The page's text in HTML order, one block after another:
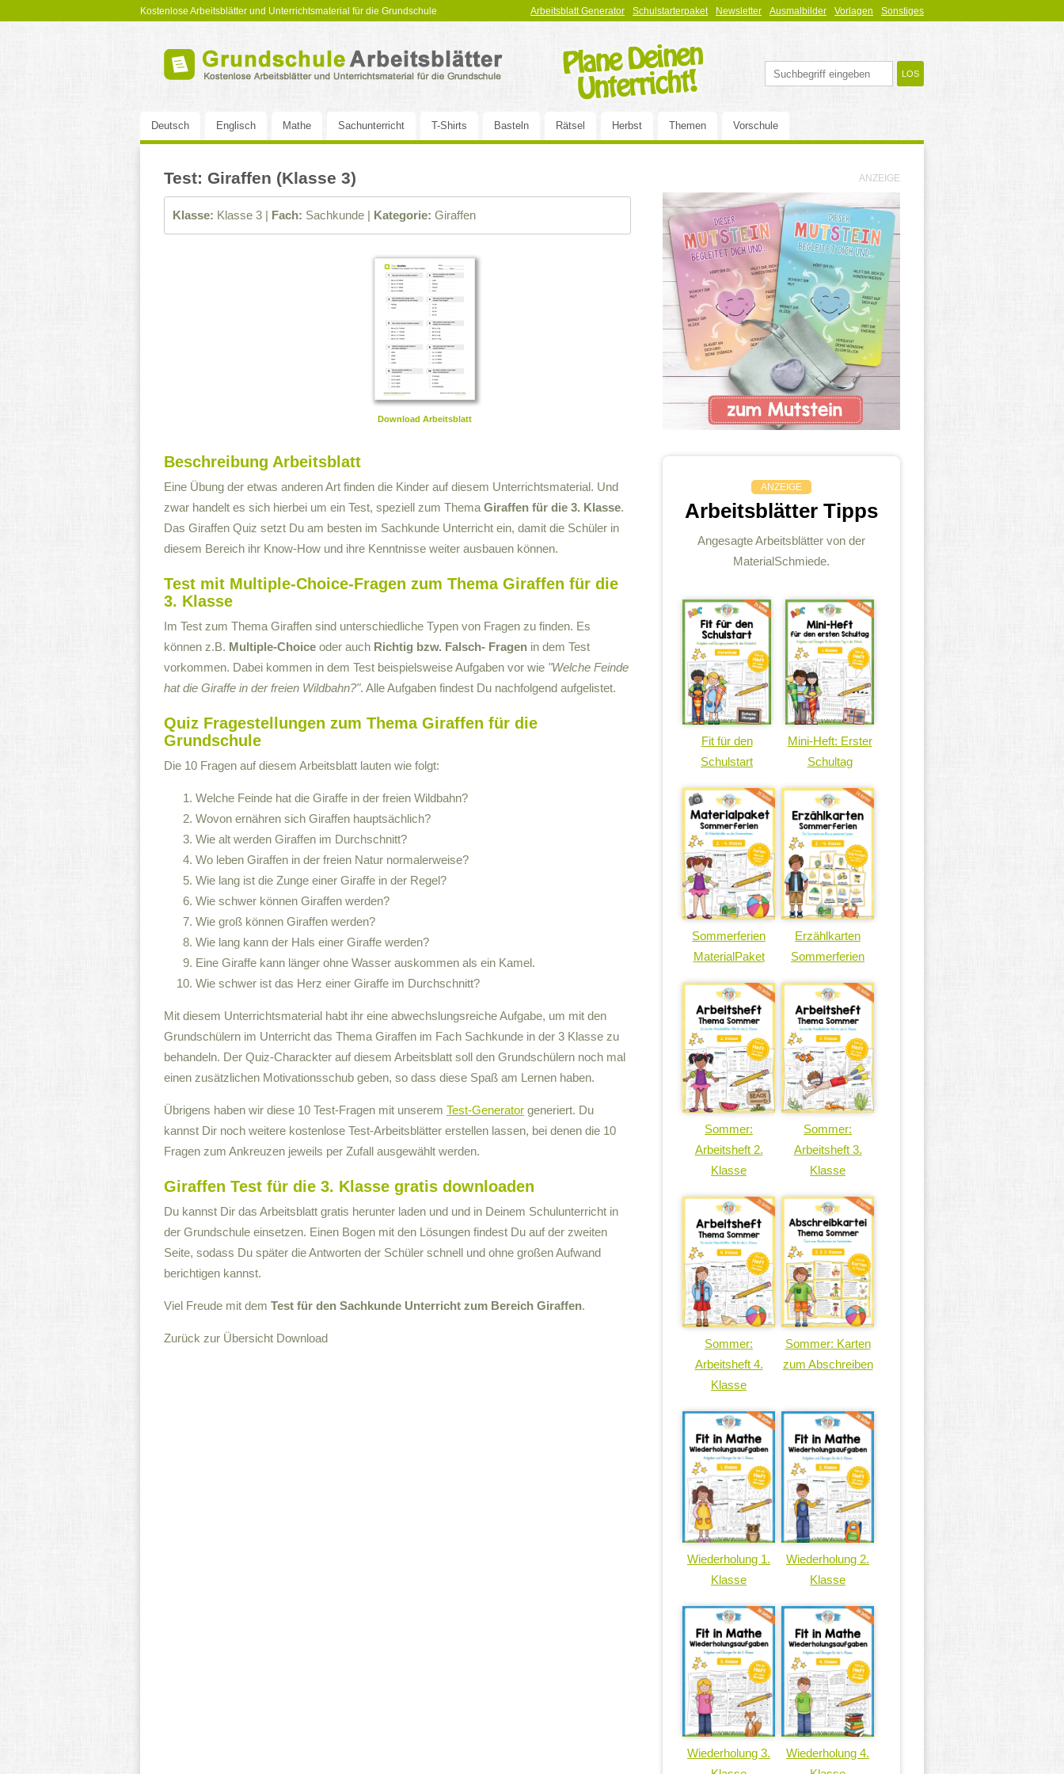
Kostenlose Arbeitsblätter und Unterrichtsmaterial für die Grundschule Sonstiges
Vorlagen
Ausmalbilder
Newsletter
Schulstarterpaket
Arbeitsblatt Generator
Deutsch Englisch Mathe Sachunterricht T-Shirts Basteln Rätsel Herbst Themen Vorschule
Test: Giraffen (Klasse 3)
Klasse: Klasse 3 | Fach: Sachkunde | Kategorie: Giraffen
Download Arbeitsblatt
Beschreibung Arbeitsblatt
Eine Übung der etwas anderen Art finden die Kinder auf diesem Unterrichtsmaterial. Und
zwar handelt es sich hierbei um ein Test, speziell zum Thema Giraffen für die 3. Klasse.
Das Giraffen Quiz setzt Du am besten im Sachkunde Unterricht ein, damit die Schüler in
diesem Bereich ihr Know-How und ihre Kenntnisse weiter ausbauen können.
Test mit Multiple-Choice-Fragen zum Thema Giraffen für die
3. Klasse
Im Test zum Thema Giraffen sind unterschiedliche Typen von Fragen zu finden. Es
können z.B. Multiple-Choice oder auch Richtig bzw. Falsch- Fragen in dem Test
vorkommen. Dabei kommen in dem Test beispielsweise Aufgaben vor wie "Welche Feinde
hat die Giraffe in der freien Wildbahn?". Alle Aufgaben findest Du nachfolgend aufgelistet.
Quiz Fragestellungen zum Thema Giraffen für die
Grundschule
Die 10 Fragen auf diesem Arbeitsblatt lauten wie folgt:
Welche Feinde hat die Giraffe in der freien Wildbahn?
Wovon ernähren sich Giraffen hauptsächlich?
Wie alt werden Giraffen im Durchschnitt?
Wo leben Giraffen in der freien Natur normalerweise?
Wie lang ist die Zunge einer Giraffe in der Regel?
Wie schwer können Giraffen werden?
Wie groß können Giraffen werden?
Wie lang kann der Hals einer Giraffe werden?
Eine Giraffe kann länger ohne Wasser auskommen als ein Kamel.
Wie schwer ist das Herz einer Giraffe im Durchschnitt?
Mit diesem Unterrichtsmaterial habt ihr eine abwechslungsreiche Aufgabe, um mit den
Grundschülern im Unterricht das Thema Giraffen im Fach Sachkunde in der 3 Klasse zu
behandeln. Der Quiz-Charackter auf diesem Arbeitsblatt soll den Grundschülern noch mal
einen zusätzlichen Motivationsschub geben, so dass diese Spaß am Lernen haben.
Übrigens haben wir diese 10 Test-Fragen mit unserem Test-Generator generiert. Du
kannst Dir noch weitere kostenlose Test-Arbeitsblätter erstellen lassen, bei denen die 10
Fragen zum Ankreuzen jeweils per Zufall ausgewählt werden.
Giraffen Test für die 3. Klasse gratis downloaden
Du kannst Dir das Arbeitsblatt gratis herunter laden und und in Deinem Schulunterricht in
der Grundschule einsetzen. Einen Bogen mit den Lösungen findest Du auf der zweiten
Seite, sodass Du später die Antworten der Schüler schnell und ohne großen Aufwand
berichtigen kannst.
Viel Freude mit dem Test für den Sachkunde Unterricht zum Bereich Giraffen.
Zurück zur Übersicht Download
ANZEIGE
ANZEIGE
Arbeitsblätter Tipps
Angesagte Arbeitsblätter von der
MaterialSchmiede.
Fit für den
Schulstart
Mini-Heft: Erster
Schultag
Sommerferien
MaterialPaket
Erzählkarten
Sommerferien
Sommer:
Arbeitsheft 2.
Klasse
Sommer:
Arbeitsheft 3.
Klasse
Sommer:
Arbeitsheft 4.
Klasse
Sommer: Karten
zum Abschreiben
Wiederholung 1.
Klasse
Wiederholung 2.
Klasse
Wiederholung 3.
Wiederholung 4.